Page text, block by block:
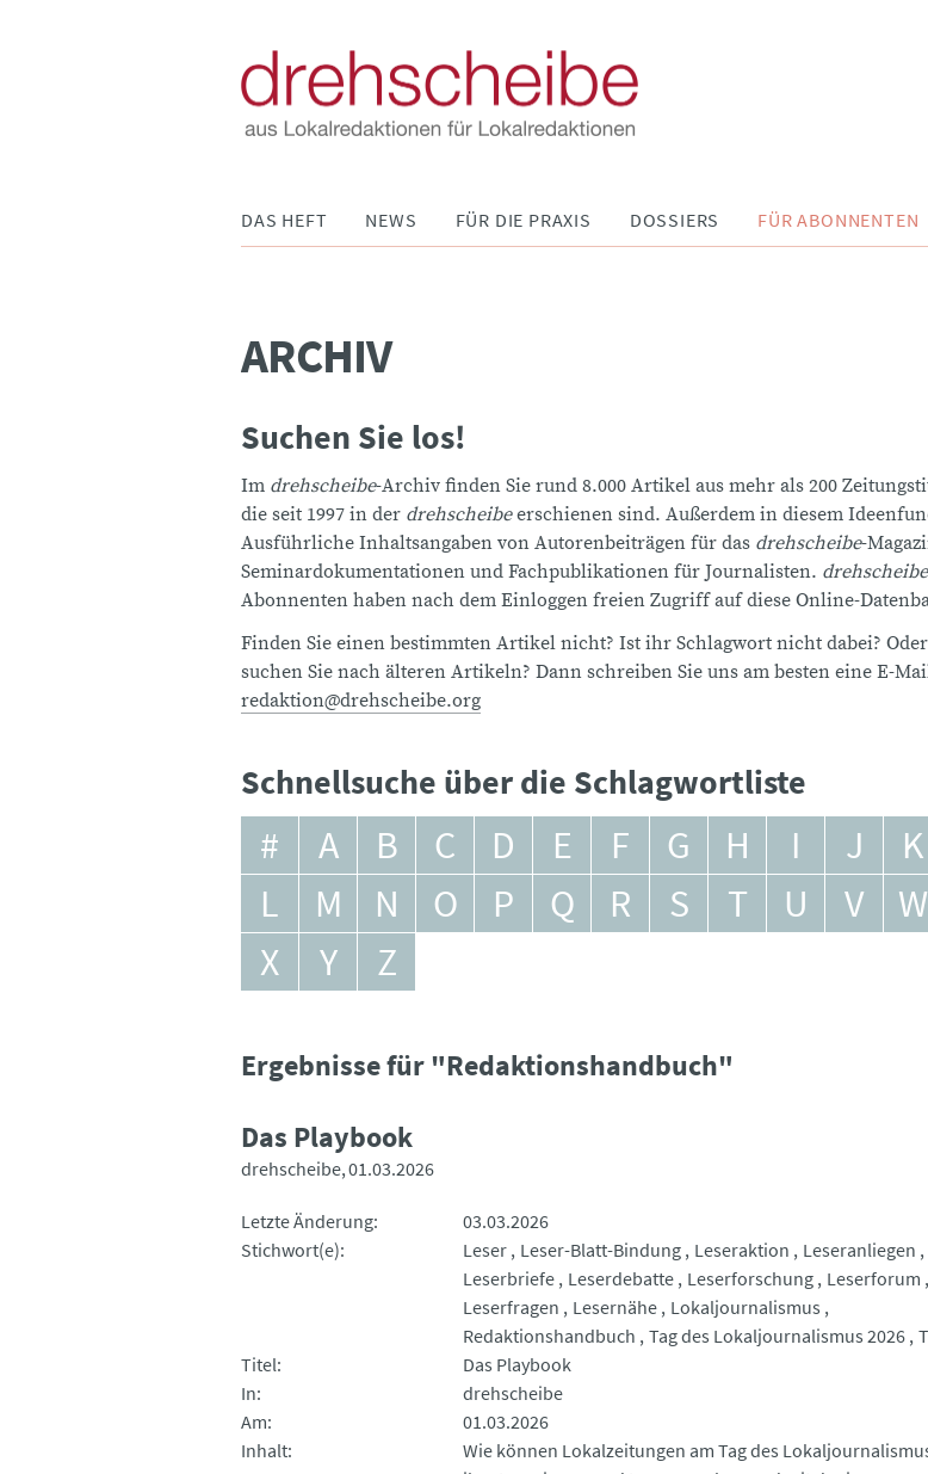
DAS HEFT NEWS FÜR DIE PRAXIS DOSSIERS FÜR ABONNENTEN
ARCHIV
Suchen Sie los!
Im drehscheibe-Archiv finden Sie rund 8.000 Artikel aus mehr als 200
die seit 1997 in der drehscheibeerschienen sind. Außerdem in diesem
Ausführliche Inhaltsangaben von Autorenbeiträgen für das drehscheibe-
Seminardokumentationen und Fachpublikationen für Journalisten. drehscheibe
Abonnenten haben nach dem Einloggen freien Zugriff auf diese Online-
Finden Sie einen bestimmten Artikel nicht? Ist ihr Schlagwort nicht dabei? Oder
suchen Sie nach älteren Artikeln? Dann schreiben Sie uns am besten eine E-
redaktion@drehscheibe.org
Schnellsuche über die Schlagwortliste
# A B C D E F G H I J
K
L
M N O P Q R S T U V
W
X
Y Z
Ergebnisse für "Redaktionshandbuch"
Das Playbook
drehscheibe 01.03.2026
Letzte Änderung
03.03.2026
Stichwort(e)
Leser Leser-Blatt-Bindung Leseraktion
Leseranliegen
Leserbriefe
Leserdebatte Leserforschung
Leserforum
Leserfragen
Lesernähe
Lokaljournalismus
Redaktionshandbuch Tag des Lokaljournalismus 2026
Titel
Das Playbook
In
drehscheibe
Am
01.03.2026
Inhalt
Wie können Lokalzeitungen am Tag des